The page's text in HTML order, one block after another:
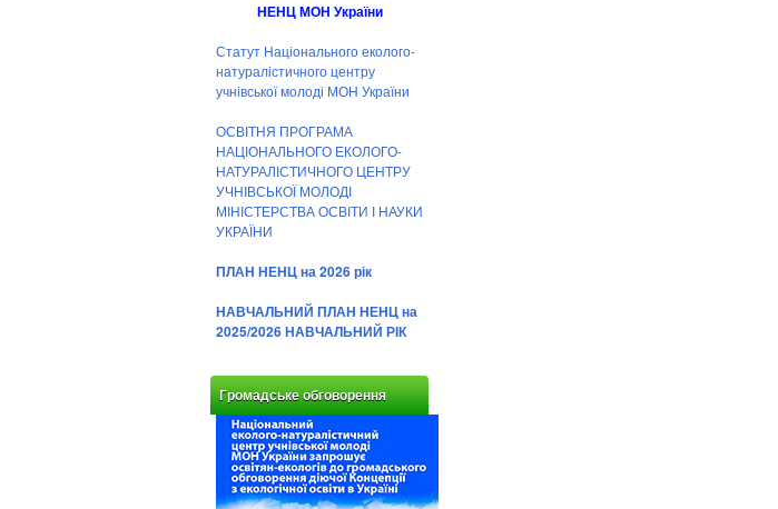
НЕНЦ МОН України
Статут Національного еколого-
натуралістичного центру
учнівської молоді МОН України
ОСВІТНЯ ПРОГРАМА
НАЦІОНАЛЬНОГО ЕКОЛОГО-
НАТУРАЛІСТИЧНОГО ЦЕНТРУ
УЧНІВСЬКОЇ МОЛОДІ
МІНІСТЕРСТВА ОСВІТИ І НАУКИ
УКРАЇНИ
ПЛАН НЕНЦ на 2026 рік
НАВЧАЛЬНИЙ ПЛАН НЕНЦ на
2025/2026 НАВЧАЛЬНИЙ РІК
Громадське обговорення